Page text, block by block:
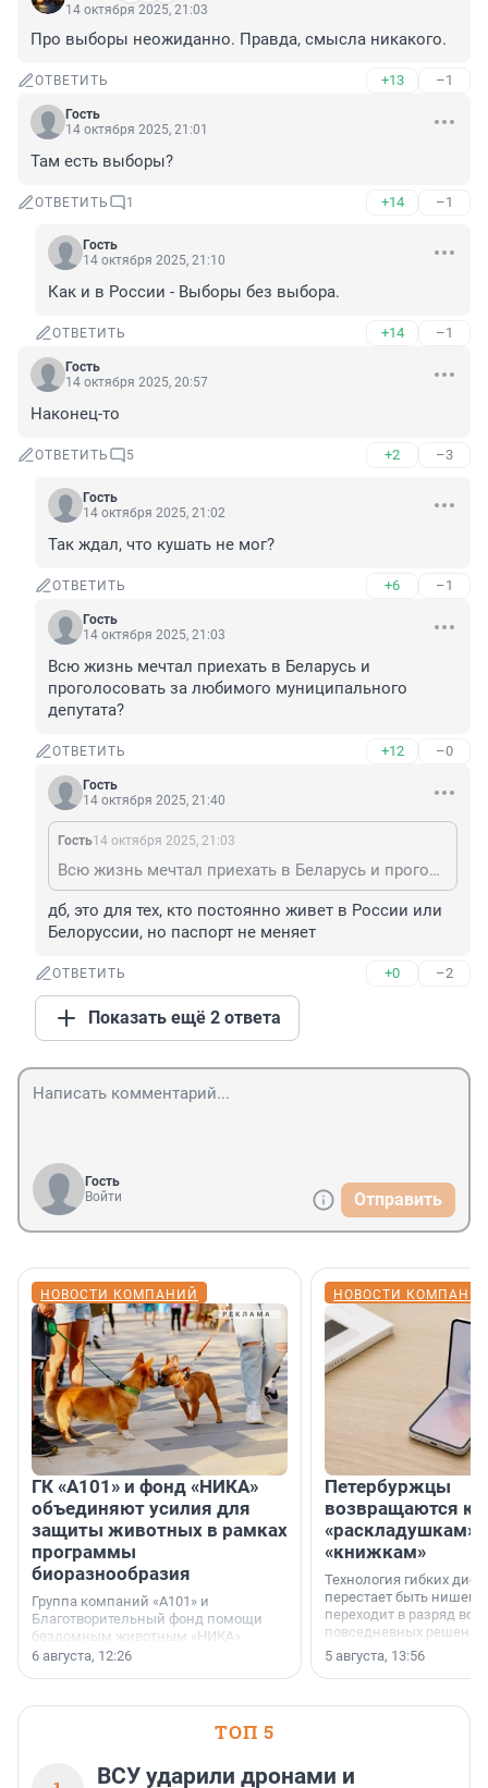
14 октября 2025, 21:03
Про выборы неожиданно. Правда, смысла никакого.
ОТВЕТИТЬ +13 –1
Гость
14 октября 2025, 21:01
Там есть выборы?
ОТВЕТИТЬ 1 +14 –1
Гость
14 октября 2025, 21:10
Как и в России - Выборы без выбора.
ОТВЕТИТЬ +14 –1
Гость
14 октября 2025, 20:57
Наконец-то
ОТВЕТИТЬ 5 +2 –3
Гость
14 октября 2025, 21:02
Так ждал, что кушать не мог?
ОТВЕТИТЬ +6 –1
Гость
14 октября 2025, 21:03
Всю жизнь мечтал приехать в Беларусь и
проголосовать за любимого муниципального
депутата?
ОТВЕТИТЬ +12 –0
Гость
14 октября 2025, 21:40
Гость14 октября 2025, 21:03
Всю жизнь мечтал приехать в Беларусь и проголосовать за любимого муниципального депутата?
дб, это для тех, кто постоянно живет в России или
Белоруссии, но паспорт не меняет
ОТВЕТИТЬ +0 –2
Показать ещё 2 ответа
Гость
Войти
Отправить
НОВОСТИ КОМПАНИЙ
ГК «А101» и фонд «НИКА»
объединяют усилия для
защиты животных в рамках
программы
биоразнообразия
Группа компаний «А101» и
Благотворительный фонд помощи
бездомным животным «НИКА»
заключили соглашение о
6 августа, 12:26
НОВОСТИ
Петербуржцы
возвращаются к
«раскладушкам»
«книжкам»
Технология гибких
перестает быть
переходит в разряд
повседневных
5 августа, 13:56
ТОП 5
ВСУ ударили дронами и